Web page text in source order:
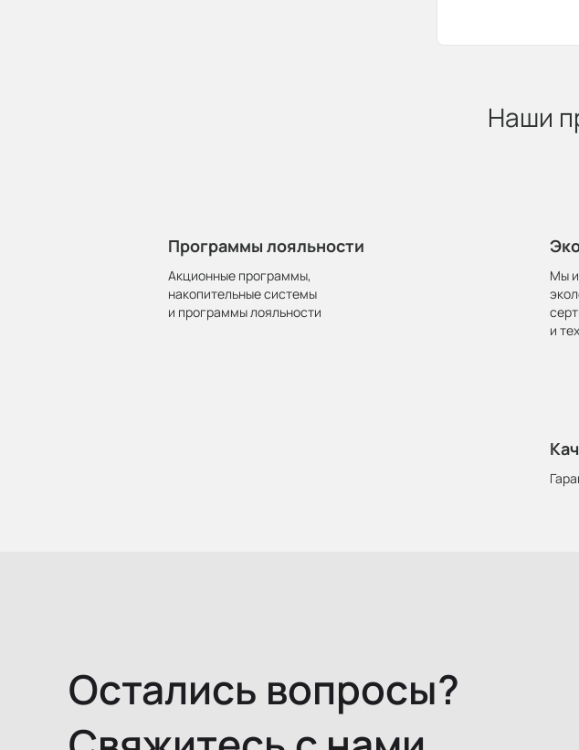
Наши
Программы лояльности
Акционные программы,
накопительные системы
и программы лояльности
Мы
и
Остались вопросы?